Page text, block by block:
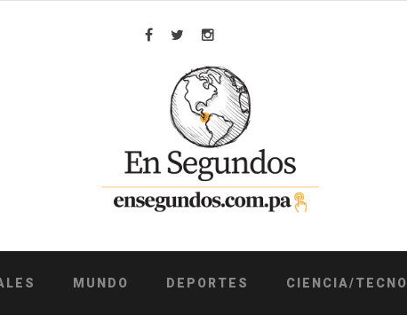
Facebook
TwitterInstagram
MUNDO DEPORTES CIENCIA/TECNO